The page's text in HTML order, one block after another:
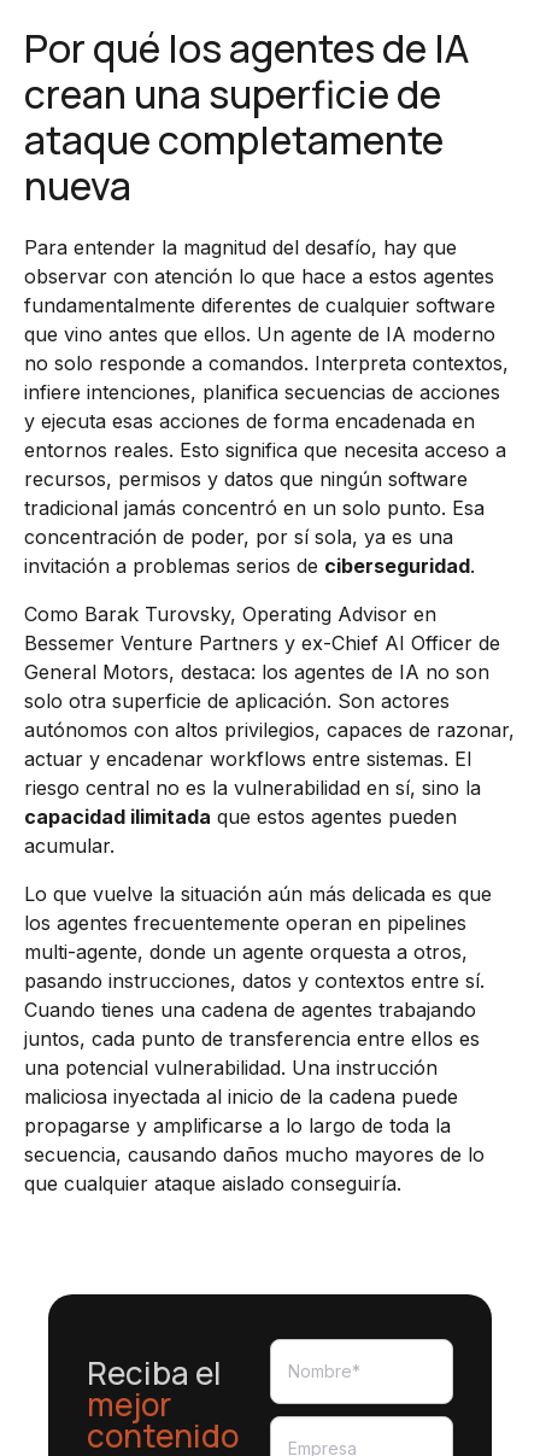
Por qué los agentes de IA
crean una superficie de
ataque completamente
nueva
Para entender la magnitud del desafío, hay que
observar con atención lo que hace a estos agentes
fundamentalmente diferentes de cualquier software
que vino antes que ellos. Un agente de IA moderno
no solo responde a comandos. Interpreta contextos,
infiere intenciones, planifica secuencias de acciones
y ejecuta esas acciones de forma encadenada en
entornos reales. Esto significa que necesita acceso a
recursos, permisos y datos que ningún software
tradicional jamás concentró en un solo punto. Esa
concentración de poder, por sí sola, ya es una
invitación a problemas serios de ciberseguridad.
Como Barak Turovsky, Operating Advisor en
Bessemer Venture Partners y ex-Chief AI Officer de
General Motors, destaca: los agentes de IA no son
solo otra superficie de aplicación. Son actores
autónomos con altos privilegios, capaces de razonar,
actuar y encadenar workflows entre sistemas. El
riesgo central no es la vulnerabilidad en sí, sino la
capacidad ilimitada que estos agentes pueden
acumular.
Lo que vuelve la situación aún más delicada es que
los agentes frecuentemente operan en pipelines
multi-agente, donde un agente orquesta a otros,
pasando instrucciones, datos y contextos entre sí.
Cuando tienes una cadena de agentes trabajando
juntos, cada punto de transferencia entre ellos es
una potencial vulnerabilidad. Una instrucción
maliciosa inyectada al inicio de la cadena puede
propagarse y amplificarse a lo largo de toda la
secuencia, causando daños mucho mayores de lo
que cualquier ataque aislado conseguiría.
Reciba el
mejor
contenido